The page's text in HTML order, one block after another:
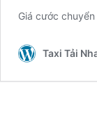
Giá cước
Taxi Tải